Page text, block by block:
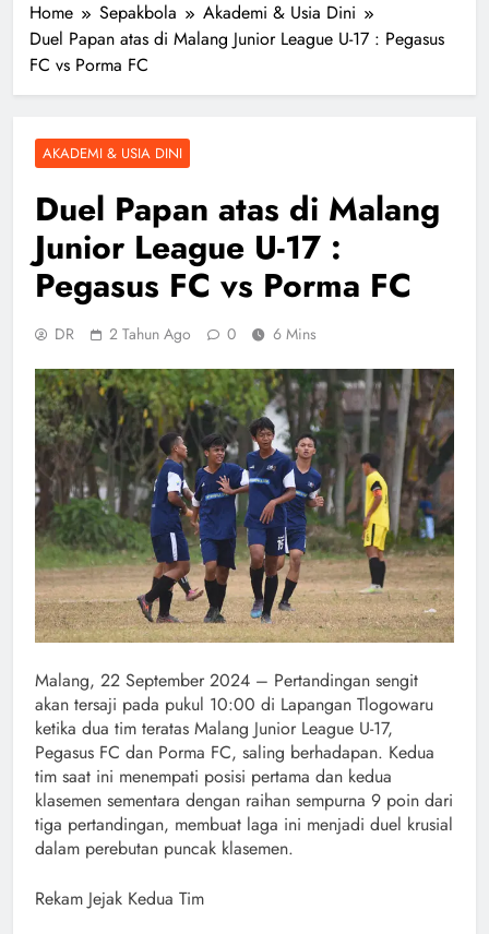
Home Sepakbola
Akademi & Usia Dini
Duel Papan atas di Malang Junior League U-17 : Pegasus
FC vs Porma FC
AKADEMI & USIA DINI
Duel Papan atas di Malang
Junior League U-17 :
Pegasus FC vs Porma FC
DR 2 Tahun Ago 0 6 Mins
Malang, 22 September 2024 – Pertandingan sengit
akan tersaji pada pukul 10:00 di Lapangan Tlogowaru
ketika dua tim teratas Malang Junior League U-17,
Pegasus FC dan Porma FC, saling berhadapan. Kedua
tim saat ini menempati posisi pertama dan kedua
klasemen sementara dengan raihan sempurna 9 poin dari
tiga pertandingan, membuat laga ini menjadi duel krusial
dalam perebutan puncak klasemen.
Rekam Jejak Kedua Tim